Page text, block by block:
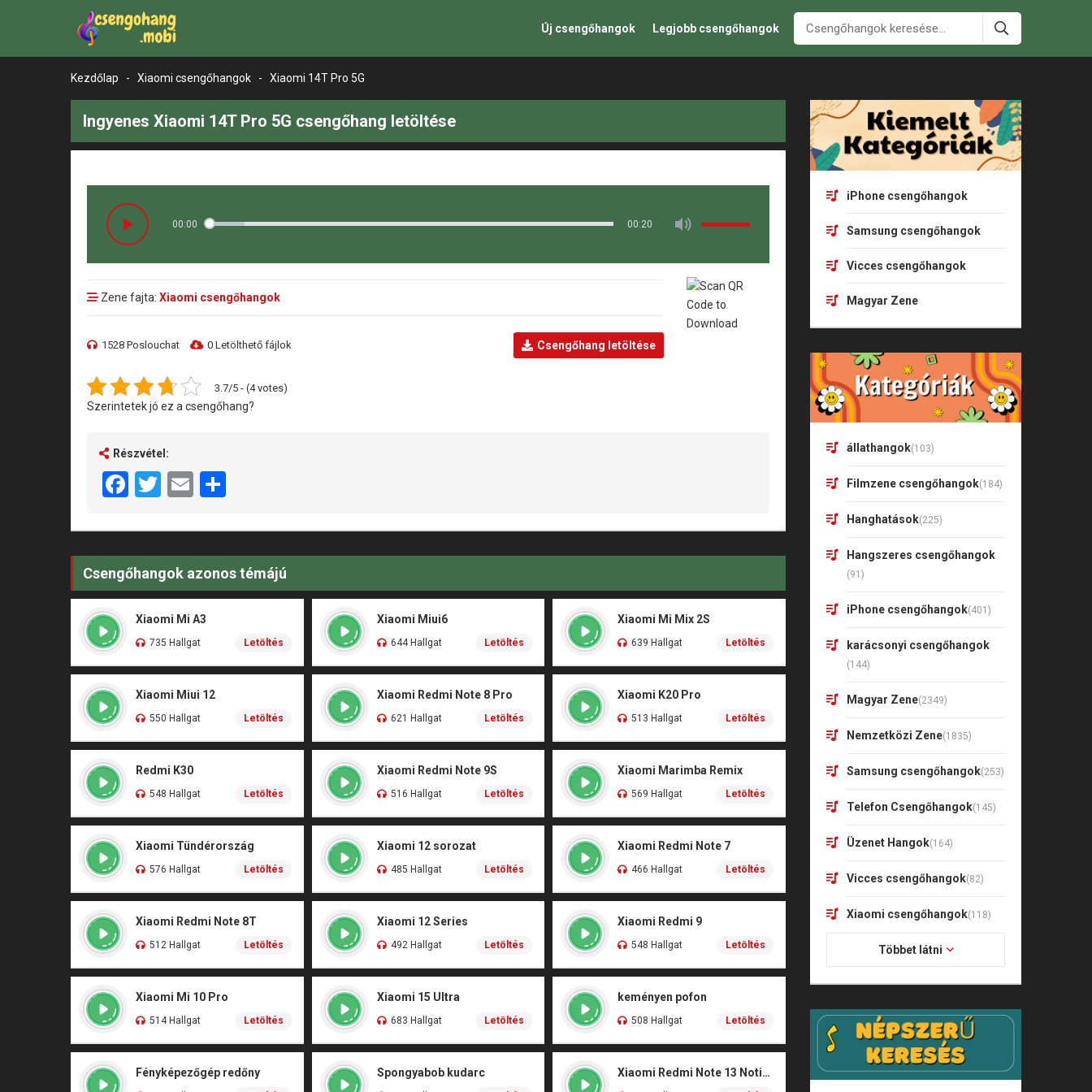
Új csengőhangok Legjobb csengőhangok
Kezdőlap - Xiaomi csengőhangok - Xiaomi 14T Pro 5G
Ingyenes Xiaomi 14T Pro 5G csengőhang letöltése
00:00 00:20
Zene fajta: Xiaomi csengőhangok
1528 Poslouchat 0 Letölthető fájlok Csengőhang letöltése
3.7/5 - (4 votes)
Szerintetek jó ez a csengőhang?
Részvétel:
Facebook
Twitter
Email
Csengőhangok azonos témájú
Xiaomi Mi A3
735 Hallgat Letöltés
Xiaomi Miui6
644 Hallgat Letöltés
Xiaomi Mi Mix 2S
639 Hallgat Letöltés
Xiaomi Miui 12
550 Hallgat Letöltés
Xiaomi Redmi Note 8 Pro
621 Hallgat Letöltés
Xiaomi K20 Pro
513 Hallgat Letöltés
Redmi K30
548 Hallgat Letöltés
Xiaomi Redmi Note 9S
516 Hallgat Letöltés
Xiaomi Marimba Remix
569 Hallgat Letöltés
Xiaomi Tündérország
576 Hallgat Letöltés
Xiaomi 12 sorozat
485 Hallgat Letöltés
Xiaomi Redmi Note 7
466 Hallgat Letöltés
Xiaomi Redmi Note 8T
512 Hallgat Letöltés
Xiaomi 12 Series
492 Hallgat Letöltés
Xiaomi Redmi 9
548 Hallgat Letöltés
Xiaomi Mi 10 Pro
514 Hallgat Letöltés
Xiaomi 15 Ultra
683 Hallgat Letöltés
keményen pofon
508 Hallgat Letöltés
Fényképezőgép redőny Spongyabob kudarc Xiaomi Redmi Note 13 Notification
iPhone csengőhangok
Samsung csengőhangok
Vicces csengőhangok
Magyar Zene
állathangok(103)
Filmzene csengőhangok(184)
Hanghatások(225)
Hangszeres csengőhangok
(91)
iPhone csengőhangok(401)
karácsonyi csengőhangok
(144)
Magyar Zene(2349)
Nemzetközi Zene(1835)
Samsung csengőhangok(253)
Telefon Csengőhangok(145)
Üzenet Hangok(164)
Vicces csengőhangok(82)
Xiaomi csengőhangok(118)
Többet látni